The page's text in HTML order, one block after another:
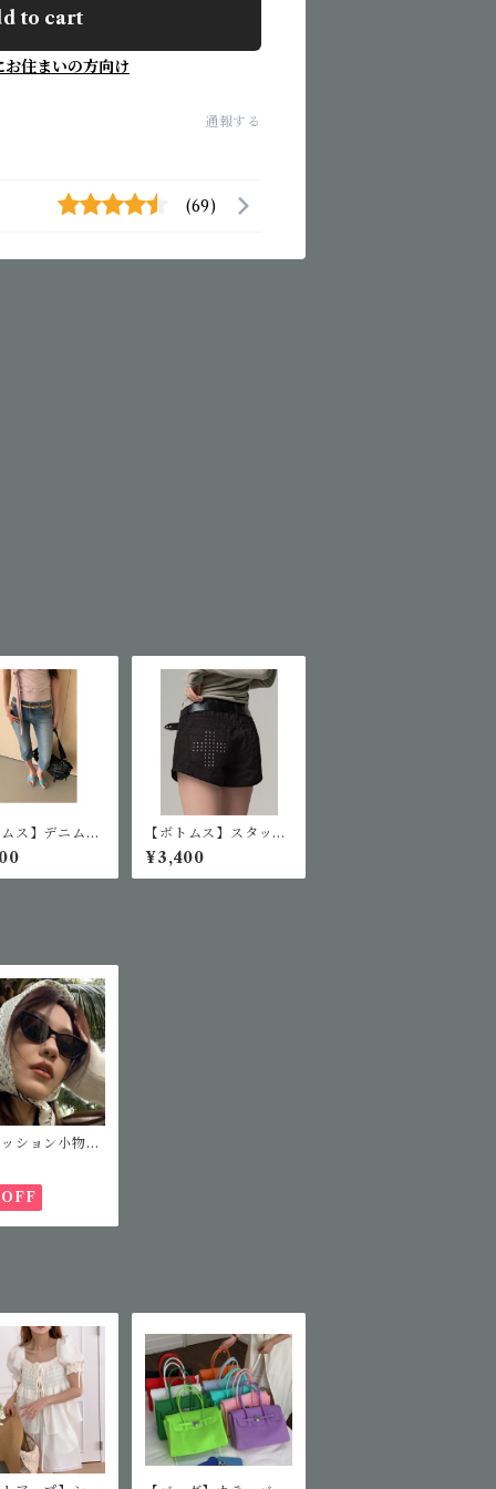
to cart
お住まいの方向け
通報する
(69)
ムス】デニムカ
ツ
【ボトムス】スタッズ
クロスショートパンツ
¥3,400
ッション小物】
ョンサングラ